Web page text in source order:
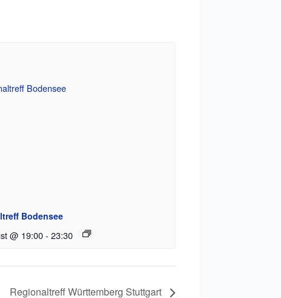
Bodensee
@ 19:00- 23:30
Regionaltreff Württemberg Stuttgart